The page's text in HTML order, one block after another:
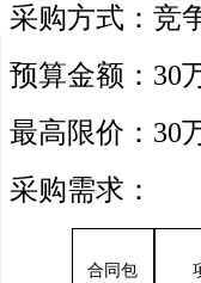
采购方式：竞
预算金额： 30
最高限价： 30
采购需求：
合同包